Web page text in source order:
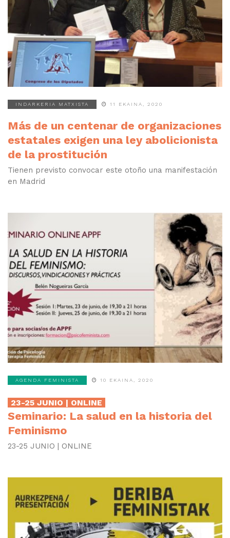
INDARKERIA MATXISTA 11 EKAINA, 2020
Más de un centenar de organizaciones
estatales exigen una ley abolicionista
de la prostitución
Tienen previsto convocar este otoño una manifestación
en Madrid
AGENDA FEMINISTA 10 EKAINA, 2020
23-25 JUNIO | ONLINE
Seminario: La salud en la historia del
Feminismo
23-25 JUNIO | ONLINE